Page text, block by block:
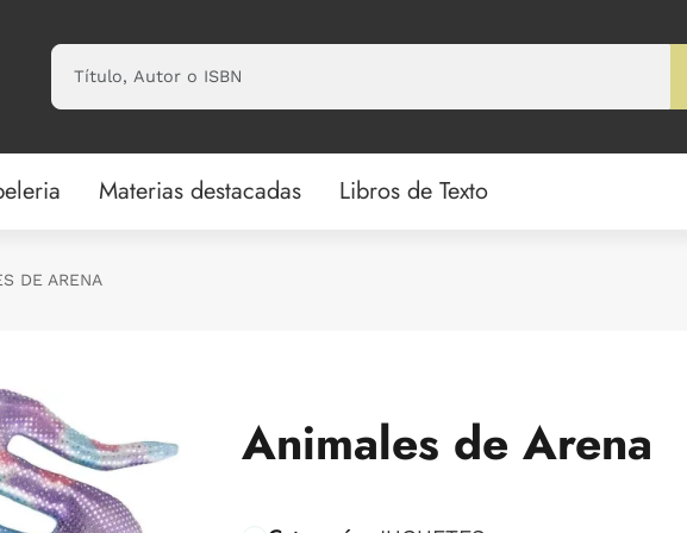
Materias destacadas Libros de Texto
DE ARENA
Animales de Arena